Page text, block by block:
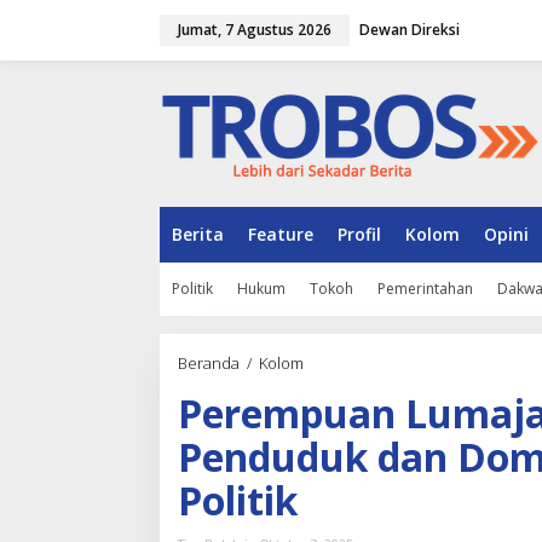
Jumat, 7 Agustus 2026 Dewan Direksi
Berita Feature Profil Kolom Opini
Politik Hukum Tokoh Pemerintahan
Beranda / Kolom
r
e
m
p
n
Perempuan
Penduduk dan
Politik